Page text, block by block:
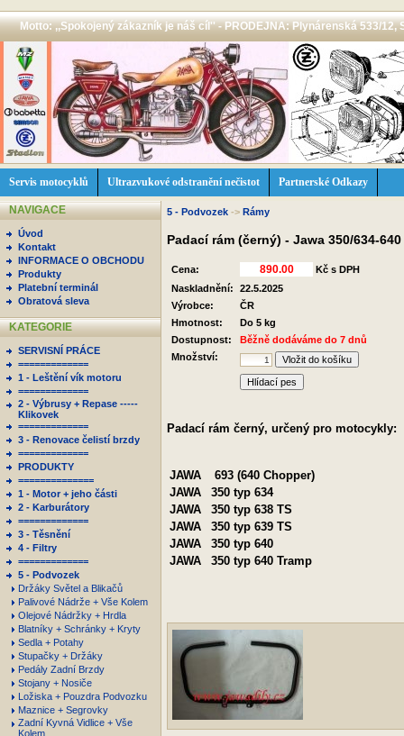
Motto: ,,Spokojený zákazník je náš cíl'' - PRODEJNA: Plynárenská 533/12,
Servis motocyklů Ultrazvukové odstranění nečistot Partnerské Odkazy
NAVIGACE
Úvod
Kontakt
INFORMACE O OBCHODU
Produkty
Platební terminál
Obratová sleva
KATEGORIE
SERVISNÍ PRÁCE
=============
1 - Leštění vík motoru
=============
2 - Výbrusy + Repase -----
Klikovek
=============
3 - Renovace čelistí brzdy
=============
PRODUKTY
==============
1 - Motor + jeho části
2 - Karburátory
=============
3 - Těsnění
4 - Filtry
=============
5 - Podvozek
Držáky Světel a Blikačů
Palivové Nádrže + Vše Kolem
Olejové Nádržky + Hrdla
Blatníky + Schránky + Kryty
Sedla + Potahy
Stupačky + Držáky
Pedály Zadní Brzdy
Stojany + Nosiče
Ložiska + Pouzdra Podvozku
Maznice + Segrovky
Zadní Kyvná Vidlice + Vše
Kolem
5 - Podvozek -> Rámy
Padací rám (černý) - Jawa 350/634-640
Cena:
Kč s DPH
Naskladnění:
22.5.2025
Výrobce:
ČR
Hmotnost:
Do 5 kg
Dostupnost:
Běžně dodáváme do 7 dnů
Množství:
Hlídací pes
Padací rám černý, určený pro motocykly:
JAWA
693 (640 Chopper)
JAWA
350 typ 634
JAWA
350 typ 638 TS
JAWA
350 typ 639 TS
JAWA
350 typ 640
JAWA
350 typ 640 Tramp